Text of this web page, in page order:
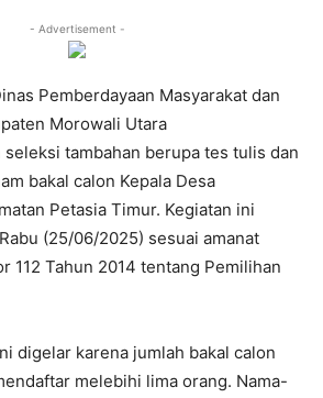
- Advertisement -
Pemberdayaan Masyarakat dan
Morowali Utara
tambahan berupa tes tulis dan
bakal calon Kepala Desa
Petasia Timur. Kegiatan ini
(25/06/2025) sesuai amanat
112 Tahun 2014 tentang Pemilihan
digelar karena jumlah bakal calon
melebihi lima orang. Nama-